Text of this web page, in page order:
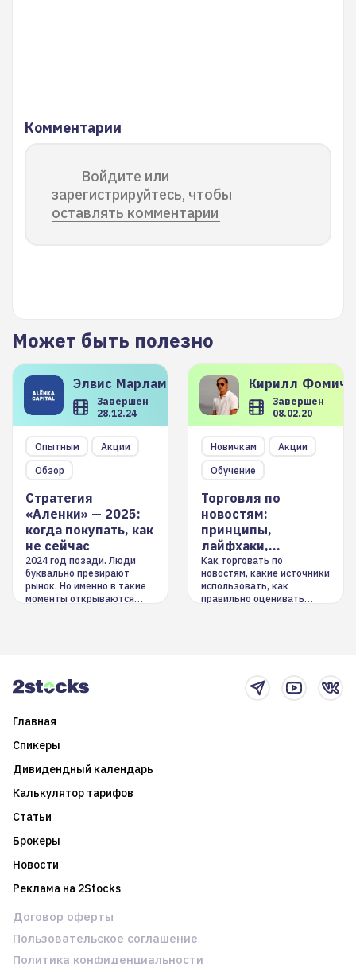
Комментарии
Войдите или
зарегистрируйтесь, чтобы
оставлять комментарии
Может быть полезно
Элвис Марламов
Завершен
28.12.24
Опытным
Акции
Обзор
Стратегия
«Аленки» — 2025:
когда покупать, как
не сейчас
2024 год позади. Люди
буквально презирают
рынок. Но именно в такие
моменты открываются
Кирилл
Завершен
08.02.20
Новичкам
Акции
Обучение
Торговля по
новостям:
принципы,
лайфхаки,
инструменты
Как торговать по
новостям, какие источники
использовать, как
правильно оценивать
Главная
Спикеры
Дивидендный календарь
Калькулятор тарифов
Статьи
Брокеры
Новости
Реклама на 2Stocks
Договор оферты
Пользовательское соглашение
Политика конфиденциальности